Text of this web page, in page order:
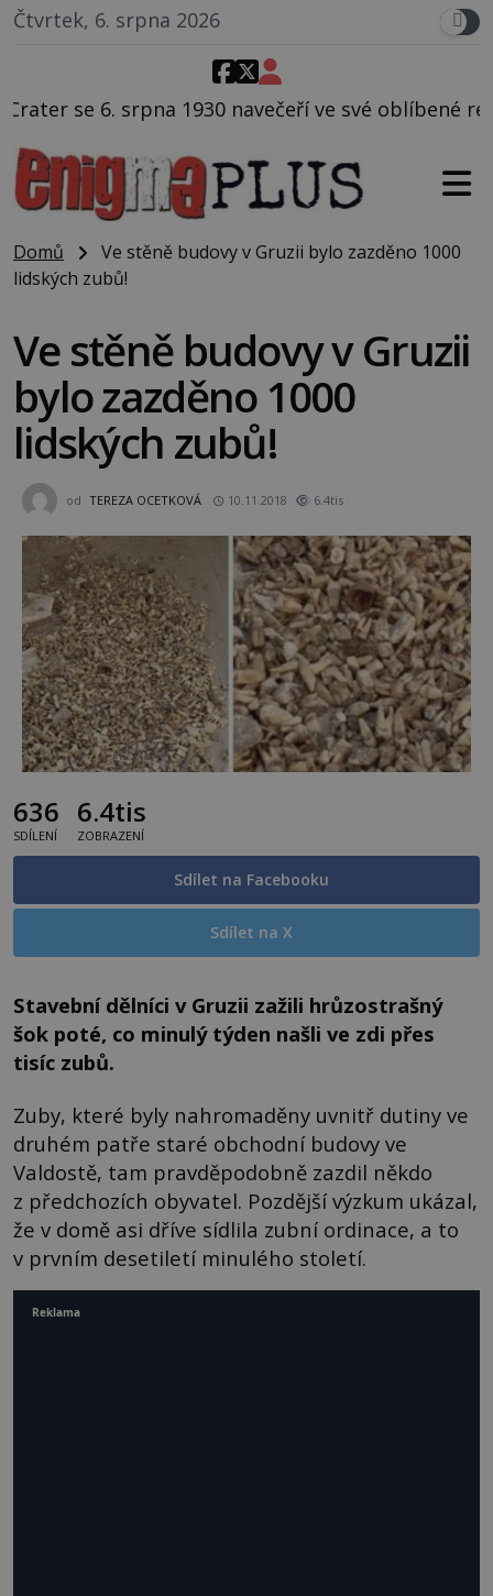
Čtvrtek, 6. srpna 2026
ve své oblíbené restauraci, pak si na ulici
Domů
Ve stěně budovy v Gruzii bylo zazděno 1000
lidských zubů!
Ve stěně budovy v Gruzii
bylo zazděno 1000
lidských zubů!
od TEREZA OCETKOVÁ 10.11.2018 6.4tis
636
SDÍLENÍ
6.4tis
ZOBRAZENÍ
Sdílet na Facebooku
Sdílet na X
Stavební dělníci v Gruzii zažili hrůzostrašný
šok poté, co minulý týden našli ve zdi přes
tisíc zubů.
Zuby, které byly nahromaděny uvnitř dutiny ve
druhém patře staré obchodní budovy ve
Valdostě, tam pravděpodobně zazdil někdo
z předchozích obyvatel. Pozdější výzkum ukázal,
že v domě asi dříve sídlila zubní ordinace, a to
v prvním desetiletí minulého století.
Reklama